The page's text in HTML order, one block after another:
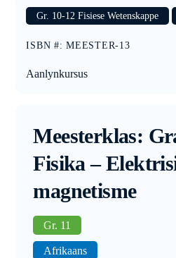
Gr. 10-12 Fisiese Wetenskappe
ISBN #:MEESTER-13
Aanlynkursus
Meesterklas:
Fisika –
magnetisme
Gr. 11
Afrikaans